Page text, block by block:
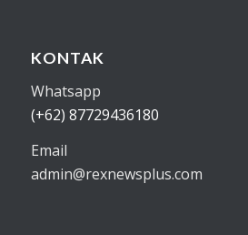
KONTAK
Whatsapp
(+62) 87729436180
Email
admin@rexnewsplus.com